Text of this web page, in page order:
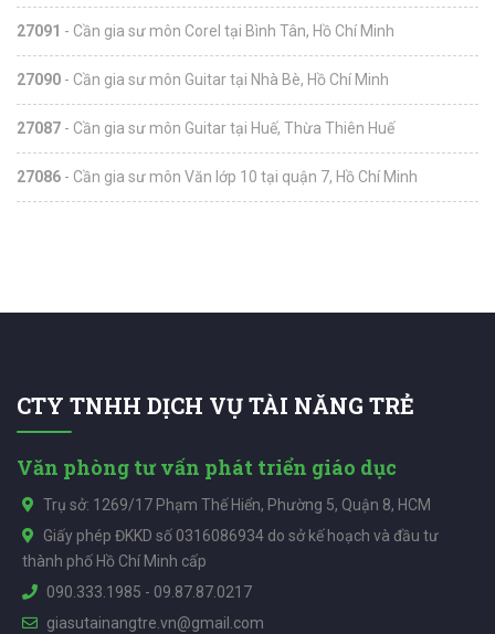
27091 - Cần gia sư môn Corel tại Bình Tân, Hồ Chí Minh
27090 - Cần gia sư môn Guitar tại Nhà Bè, Hồ Chí Minh
27087 - Cần gia sư môn Guitar tại Huế, Thừa Thiên Huế
27086 - Cần gia sư môn Văn lớp 10 tại quận 7, Hồ Chí Minh
CTY TNHH DỊCH VỤ TÀI NĂNG TRẺ
Văn phòng tư vấn phát triển giáo dục
Trụ sở: 1269/17 Phạm Thế Hiển, Phường 5, Quận 8, HCM
Giấy phép ĐKKD số 0316086934 do sở kế hoạch và đầu tư
thành phố Hồ Chí Minh cấp
090.333.1985 - 09.87.87.0217
giasutainangtre.vn@gmail.com